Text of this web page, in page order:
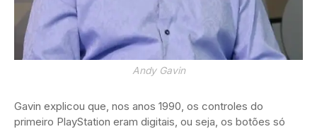
Andy Gavin
Gavin explicou que, nos anos 1990, os controles do
primeiro PlayStation eram digitais, ou seja, os botões só